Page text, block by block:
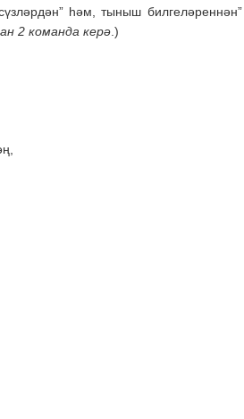
һәм, тыныш
2 команда керә.)